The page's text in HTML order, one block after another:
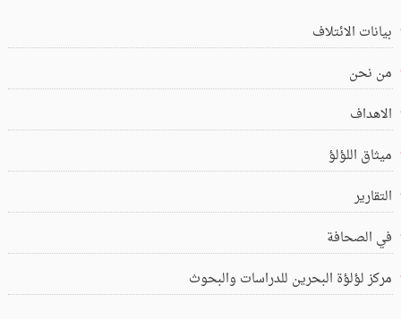
بيانات الائتلاف
من نحن
الاهداف
ميثاق اللؤلؤ
التقارير
في الصحافة
مركز لؤلؤة البحرين للدراسات والبحوث